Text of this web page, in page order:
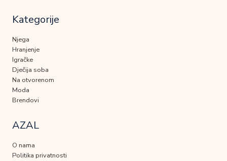
Kategorije
Njega
Hranjenje
Igračke
Dječija soba
Na otvorenom
Moda
Brendovi
AZAL
O nama
Politika privatnosti